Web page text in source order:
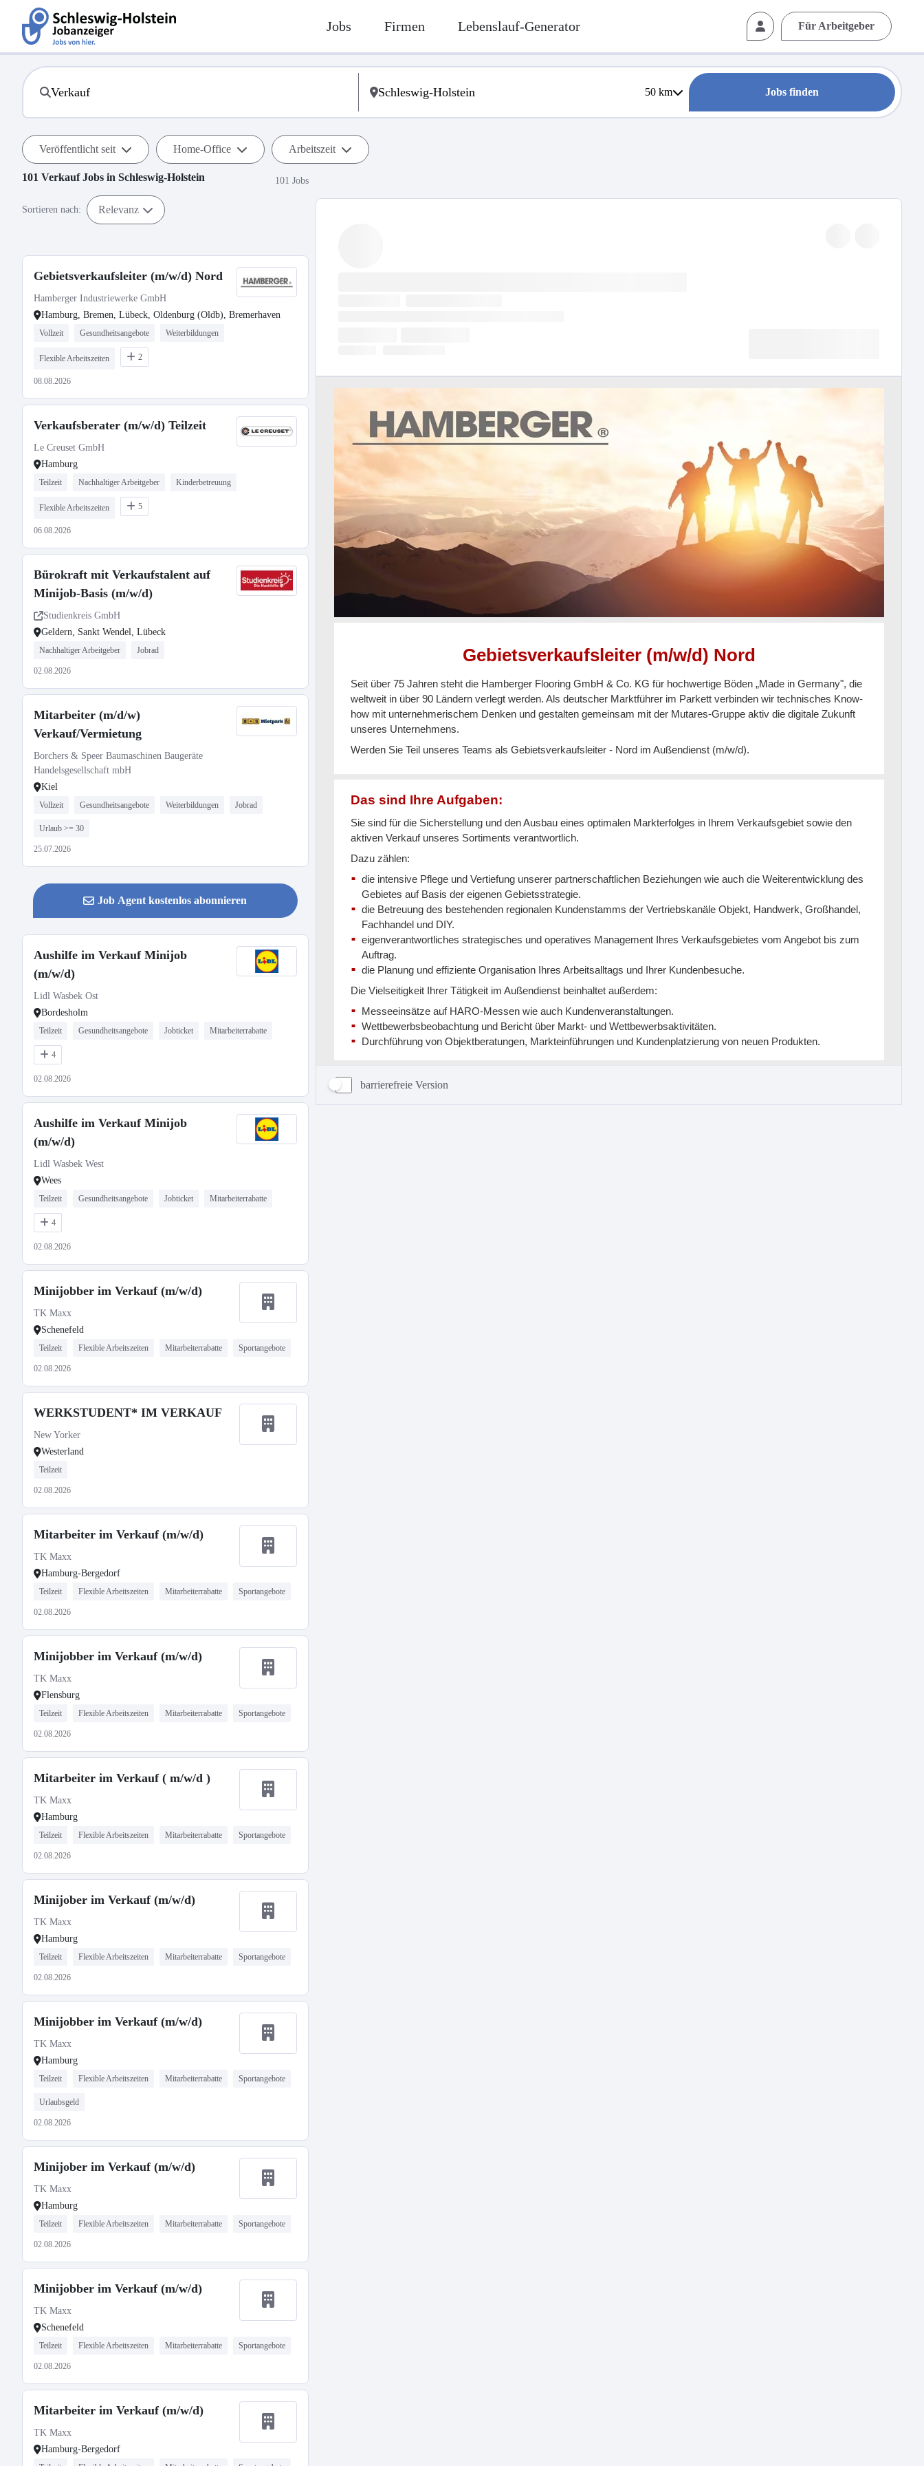
Jobs Firmen Lebenslauf-Generator Für Arbeitgeber
50km Jobs finden
Veröffentlicht seit Home-Office Arbeitszeit
101 VerkaufJobs in Schleswig-Holstein 101 Jobs
Sortieren nach: Relevanz
Gebietsverkaufsleiter (m/w/d) Nord
Hamberger Industriewerke GmbH
Hamburg, Bremen, Lübeck, Oldenburg (Oldb), Bremerhaven
Vollzeit Gesundheitsangebote Weiterbildungen
Flexible Arbeitszeiten 2
08.08.2026
Verkaufsberater (m/w/d) Teilzeit
Le Creuset GmbH
Hamburg
Teilzeit Nachhaltiger Arbeitgeber Kinderbetreuung
Flexible Arbeitszeiten 5
06.08.2026
Bürokraft mit Verkaufstalent auf
Minijob-Basis (m/w/d)
Studienkreis GmbH
Geldern, Sankt Wendel, Lübeck
Nachhaltiger Arbeitgeber Jobrad
02.08.2026
Mitarbeiter (m/d/w)
Verkauf/Vermietung
Borchers & Speer Baumaschinen Baugeräte
Handelsgesellschaft mbH
Kiel
Vollzeit Gesundheitsangebote Weiterbildungen Jobrad
Urlaub >= 30
25.07.2026
Job Agent kostenlos abonnieren
Aushilfe im Verkauf Minijob
(m/w/d)
Lidl Wasbek Ost
Bordesholm
Teilzeit Gesundheitsangebote Jobticket Mitarbeiterrabatte
4
02.08.2026
Aushilfe im Verkauf Minijob
(m/w/d)
Lidl Wasbek West
Wees
Teilzeit Gesundheitsangebote Jobticket Mitarbeiterrabatte
4
02.08.2026
Minijobber im Verkauf (m/w/d)
TK Maxx
Schenefeld
Teilzeit Flexible Arbeitszeiten Mitarbeiterrabatte Sportangebote
02.08.2026
WERKSTUDENT* IM VERKAUF
New Yorker
Westerland
Teilzeit
02.08.2026
Mitarbeiter im Verkauf (m/w/d)
TK Maxx
Hamburg-Bergedorf
Teilzeit Flexible Arbeitszeiten Mitarbeiterrabatte Sportangebote
02.08.2026
Minijobber im Verkauf (m/w/d)
TK Maxx
Flensburg
Teilzeit Flexible Arbeitszeiten Mitarbeiterrabatte Sportangebote
02.08.2026
Mitarbeiter im Verkauf ( m/w/d )
TK Maxx
Hamburg
Teilzeit Flexible Arbeitszeiten Mitarbeiterrabatte Sportangebote
02.08.2026
Minijober im Verkauf (m/w/d)
TK Maxx
Hamburg
Teilzeit Flexible Arbeitszeiten Mitarbeiterrabatte Sportangebote
02.08.2026
Minijobber im Verkauf (m/w/d)
TK Maxx
Hamburg
Teilzeit Flexible Arbeitszeiten Mitarbeiterrabatte Sportangebote
Urlaubsgeld
02.08.2026
Minijober im Verkauf (m/w/d)
TK Maxx
Hamburg
Teilzeit Flexible Arbeitszeiten Mitarbeiterrabatte Sportangebote
02.08.2026
Minijobber im Verkauf (m/w/d)
TK Maxx
Schenefeld
Teilzeit Flexible Arbeitszeiten Mitarbeiterrabatte Sportangebote
02.08.2026
Mitarbeiter im Verkauf (m/w/d)
TK Maxx
Hamburg-Bergedorf
barrierefreie Version